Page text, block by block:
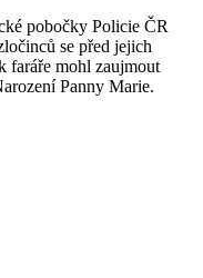
pobočky Policie ČR
se před jejich
faráře mohl zaujmout
Panny Marie.